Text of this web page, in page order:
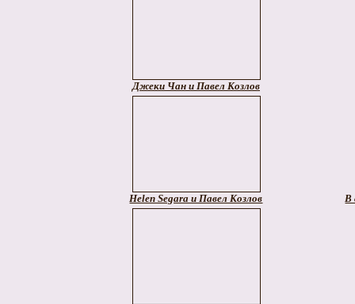
Джеки Чан и Павел Козлов
Helen Segara и Павел Козлов В